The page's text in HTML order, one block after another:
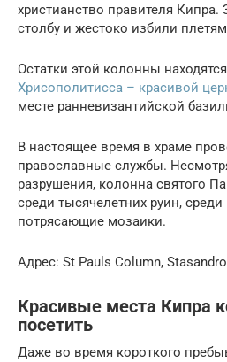
христианство правителя Кипра.
столбу и жестоко избили
Остатки этой колонны
Хрисополитисса – красивой
месте ранневизантийской
В настоящее время в храме
православные службы.
разрушения, колонна святого
среди тысячелетних руин,
потрясающие мозаики.
Адрес: St Pauls Column,
Красивые места Кипра
посетить
Даже во время короткого